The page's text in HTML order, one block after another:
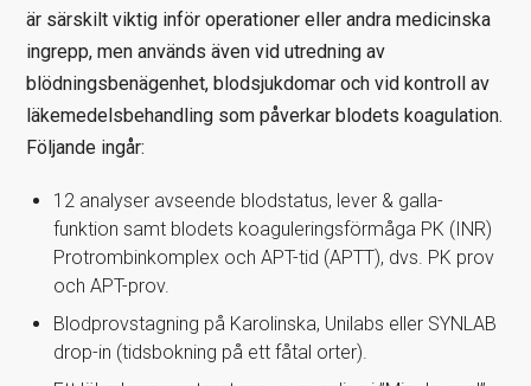
är särskilt viktig inför operationer eller andra medicinska
ingrepp, men används även vid utredning av
blödningsbenägenhet, blodsjukdomar och vid kontroll av
läkemedelsbehandling som påverkar blodets koagulation.
Följande ingår:
12 analyser avseende blodstatus, lever & galla-
funktion samt blodets koaguleringsförmåga PK (INR)
Protrombinkomplex och APT-tid (APTT), dvs. PK prov
och APT-prov.
Blodprovstagning på Karolinska, Unilabs eller SYNLAB
drop-in (tidsbokning på ett fåtal orter).